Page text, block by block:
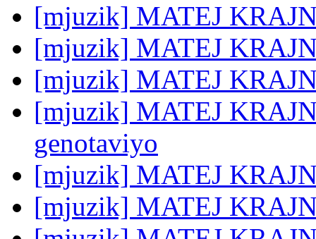
[mjuzik] MATEJ
[mjuzik] MATEJ
[mjuzik] MATEJ
[mjuzik] MATEJ
genotaviyo
[mjuzik] MATEJ
[mjuzik] MATEJ